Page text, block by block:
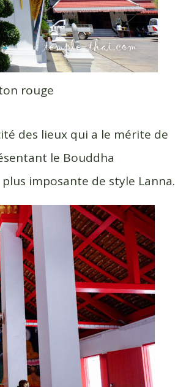
rouge
des lieux qui a le mérite de
le Bouddha
imposante de style Lanna.